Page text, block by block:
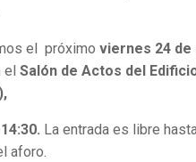
el próximo viernes 24 de
Salón de Actos del
La entrada es libre
aforo.